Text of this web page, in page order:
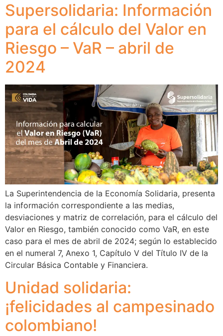
Supersolidaria: Información
para el cálculo del Valor en
Riesgo – VaR – abril de
2024
La Superintendencia de la Economía Solidaria, presenta
la información correspondiente a las medias,
desviaciones y matriz de correlación, para el cálculo del
Valor en Riesgo, también conocido como VaR, en este
caso para el mes de abril de 2024; según lo establecido
en el numeral 7, Anexo 1, Capítulo V del Título IV de la
Circular Básica Contable y Financiera.
Unidad solidaria:
¡felicidades al campesinado
colombiano!